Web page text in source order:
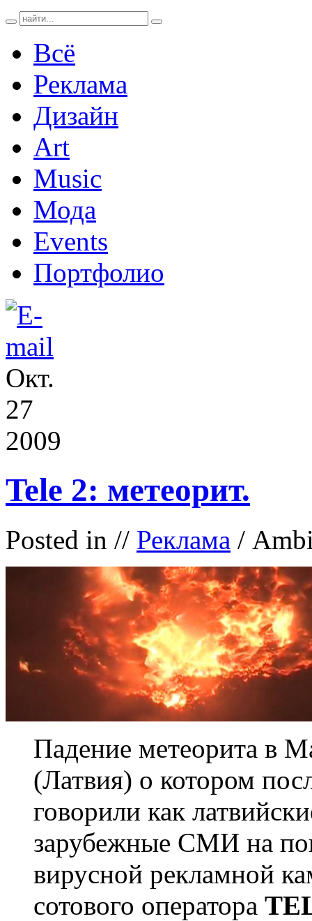
Всё
Реклама
Дизайн
Art
Music
Мода
Events
Портфолио
Окт.
27
2009
Tele 2: метеорит.
Posted in // Реклама /
Падение метеорита в
(Латвия) о котором
говорили как
зарубежные СМИ на
вирусной рекламной
сотового оператора